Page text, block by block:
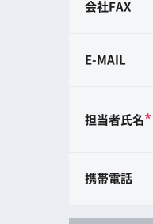
会社FAX
E-MAIL
担当者氏名*
携帯電話